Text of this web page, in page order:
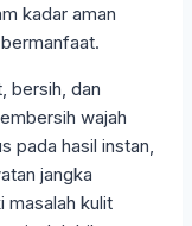
kadar aman
bersih, dan
wajah
pada hasil instan,
jangka
masalah kulit